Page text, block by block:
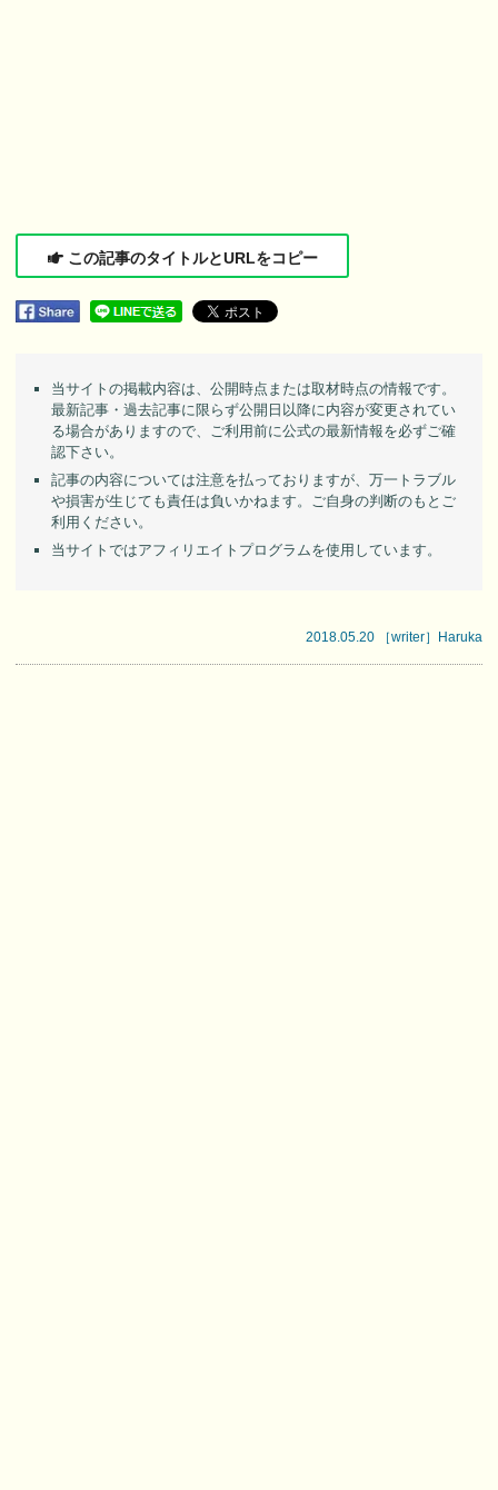
この記事のタイトルとURLをコピー
当サイトの掲載内容は、公開時点または取材時点の情報です。
最新記事・過去記事に限らず公開日以降に内容が変更されてい
る場合がありますので、ご利用前に公式の最新情報を必ずご確
認下さい。
記事の内容については注意を払っておりますが、万一トラブル
や損害が生じても責任は負いかねます。ご自身の判断のもとご
利用ください。
当サイトではアフィリエイトプログラムを使用しています。
2018.05.20 ［writer］Haruka